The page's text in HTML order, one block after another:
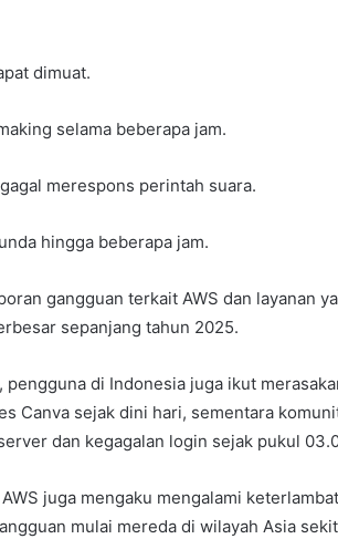
dimuat.
selama beberapa jam.
merespons perintah suara.
hingga beberapa jam.
gangguan terkait AWS dan layanan
sepanjang tahun 2025.
di Indonesia juga ikut
Canva sejak dini hari, sementara
dan kegagalan login sejak pukul
juga mengaku mengalami
mulai mereda di wilayah Asia